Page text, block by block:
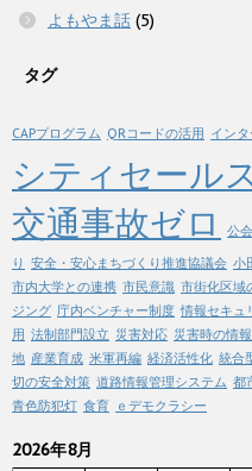
よもやま話 (5)
タグ
CAPプログラム QRコードの活用 イン
シティセール
交通事故ゼロ 公
り 安全・安心まちづくり推進協議会 小
市内大学との連携 市民意識 市街化区域
ジング 庁内ベンチャー制度 情報セキュ
用 法制部門設立 災害対応 災害時の情
地 産業育成 米軍再編 経済活性化 統合
切の安全対策 道路情報管理システム 都
青色防犯灯 食育 ｅデモクラシー
2026年8月